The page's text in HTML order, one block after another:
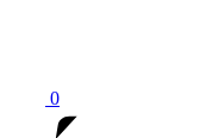
0